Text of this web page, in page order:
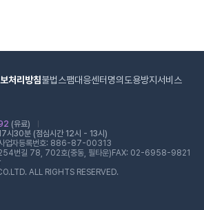
처리방침불법스팸대응센터 명의도용방지서비스
(유료)
시30분 (점심시간 12시 - 13시)
업자등록번호: 886-87-00313
254번길 78, 702호(중동, 필타운) FAX: 02-6958-9821
ALL RIGHTS RESERVED.